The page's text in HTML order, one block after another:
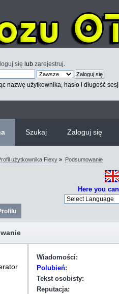
się lub zarejestruj
nazwę użytkownika, hasło i długość
Szukaj Zaloguj się
użytkownika Flexy » Podsumowanie
Here you
Wiadomości:
Polubień:
Tekst osobisty:
Reputacja: